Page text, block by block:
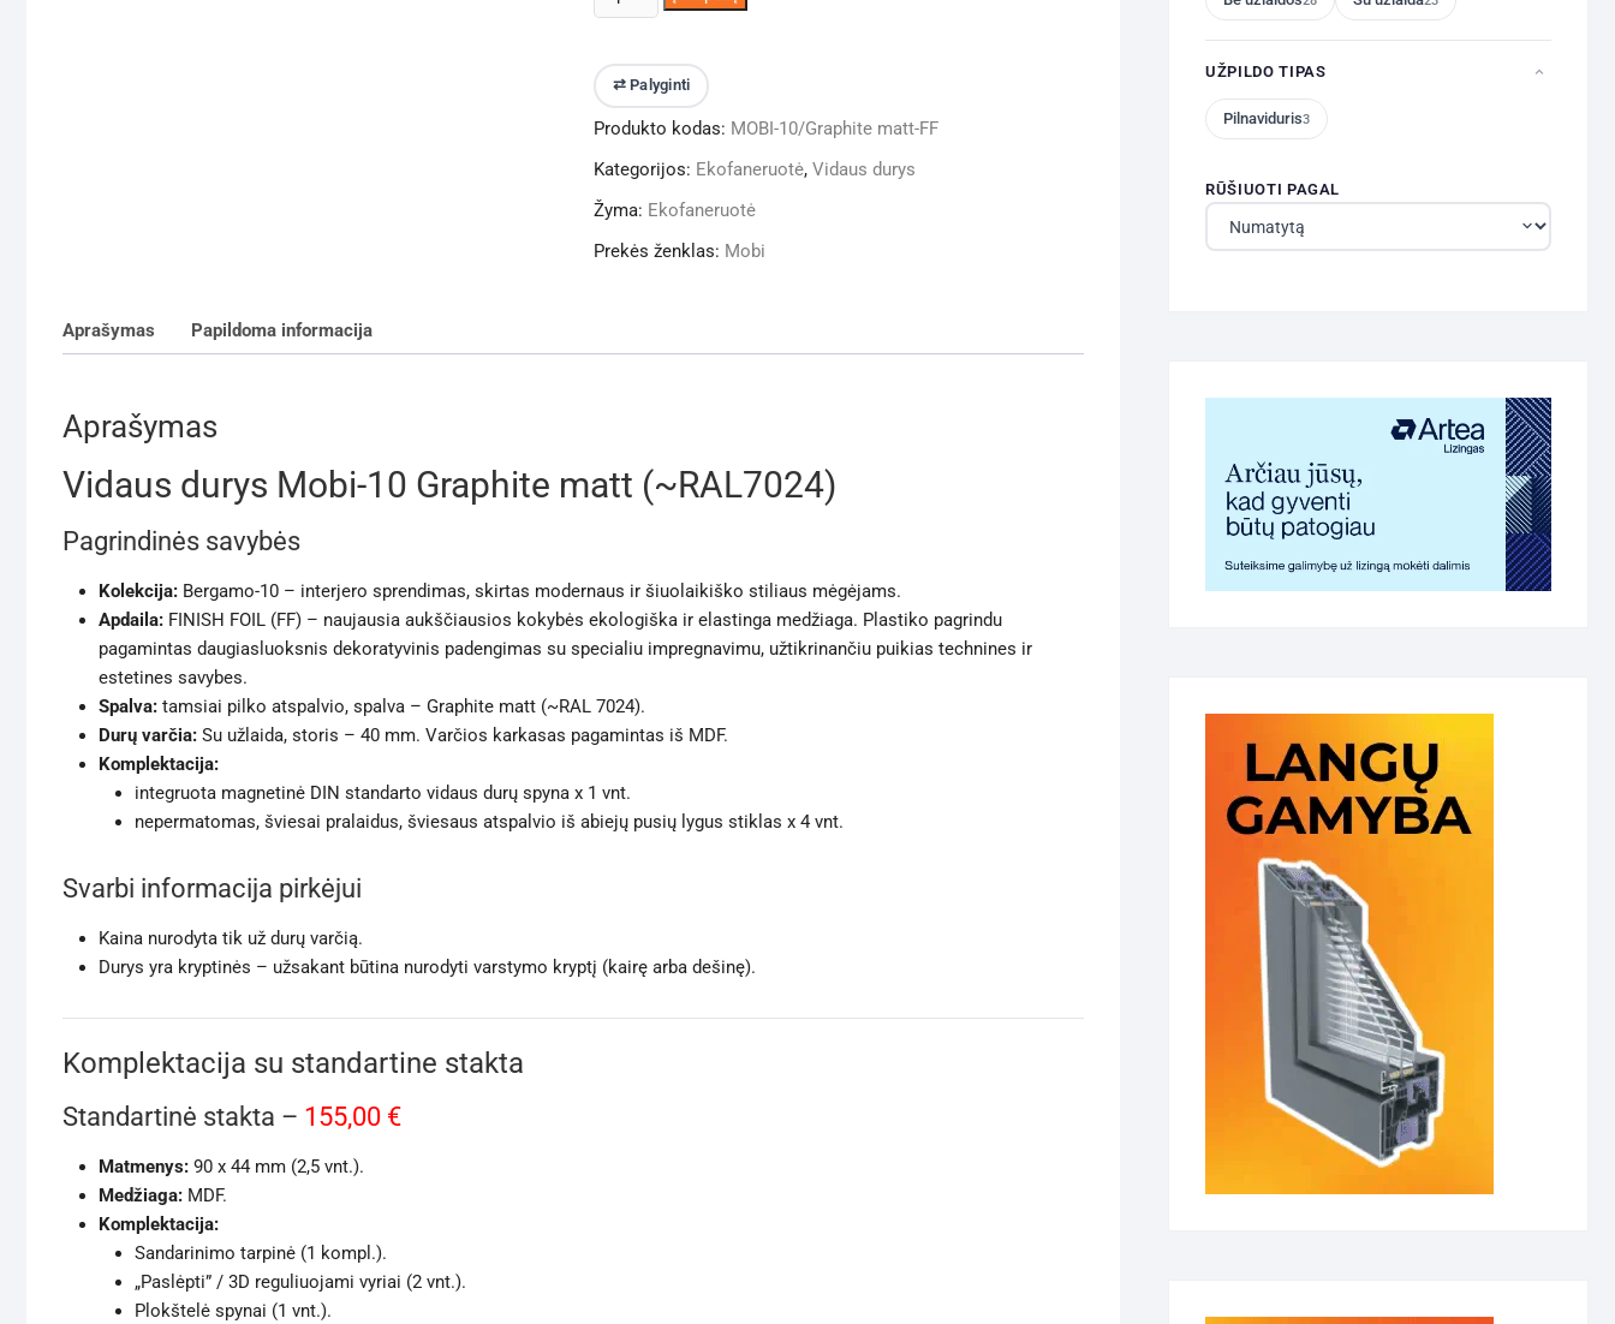
kiekis:
durys
Mobi-
10
Graphite
(~RAL7024)
FF
⇄ Palyginti
Produkto kodas: MOBI-10/Graphite matt-FF
Kategorijos: Ekofaneruotė, Vidaus durys
Žyma: Ekofaneruotė
Prekės ženklas: Mobi
Aprašymas Papildoma informacija
Aprašymas
Vidaus durys Mobi-10 Graphite matt (~RAL7024)
Pagrindinės savybės
Kolekcija: Bergamo-10 – interjero sprendimas, skirtas modernaus ir šiuolaikiško stiliaus mėgėjams.
Apdaila: FINISH FOIL (FF) – naujausia aukščiausios kokybės ekologiška ir elastinga medžiaga. Plastiko pagrindu
pagamintas daugiasluoksnis dekoratyvinis padengimas su specialiu impregnavimu, užtikrinančiu puikias technines ir
estetines savybes.
Spalva: tamsiai pilko atspalvio, spalva – Graphite matt (~RAL 7024).
Durų varčia: Su užlaida, storis – 40 mm. Varčios karkasas pagamintas iš MDF.
Komplektacija:
integruota magnetinė DIN standarto vidaus durų spyna x 1 vnt.
nepermatomas, šviesai pralaidus, šviesaus atspalvio iš abiejų pusių lygus stiklas x 4 vnt.
Svarbi informacija pirkėjui
Kaina nurodyta tik už durų varčią.
Durys yra kryptinės – užsakant būtina nurodyti varstymo kryptį (kairę arba dešinę).
Komplektacija su standartine stakta
Standartinė stakta – 155,00 €
Matmenys: 90 x 44 mm (2,5 vnt.).
Medžiaga: MDF.
Komplektacija:
Sandarinimo tarpinė (1 kompl.).
„Paslėpti” / 3D reguliuojami vyriai (2 vnt.).
Plokštelė spynai (1 vnt.).
UŽPILDO TIPAS
Pilnaviduris3
RŪŠIUOTI PAGAL